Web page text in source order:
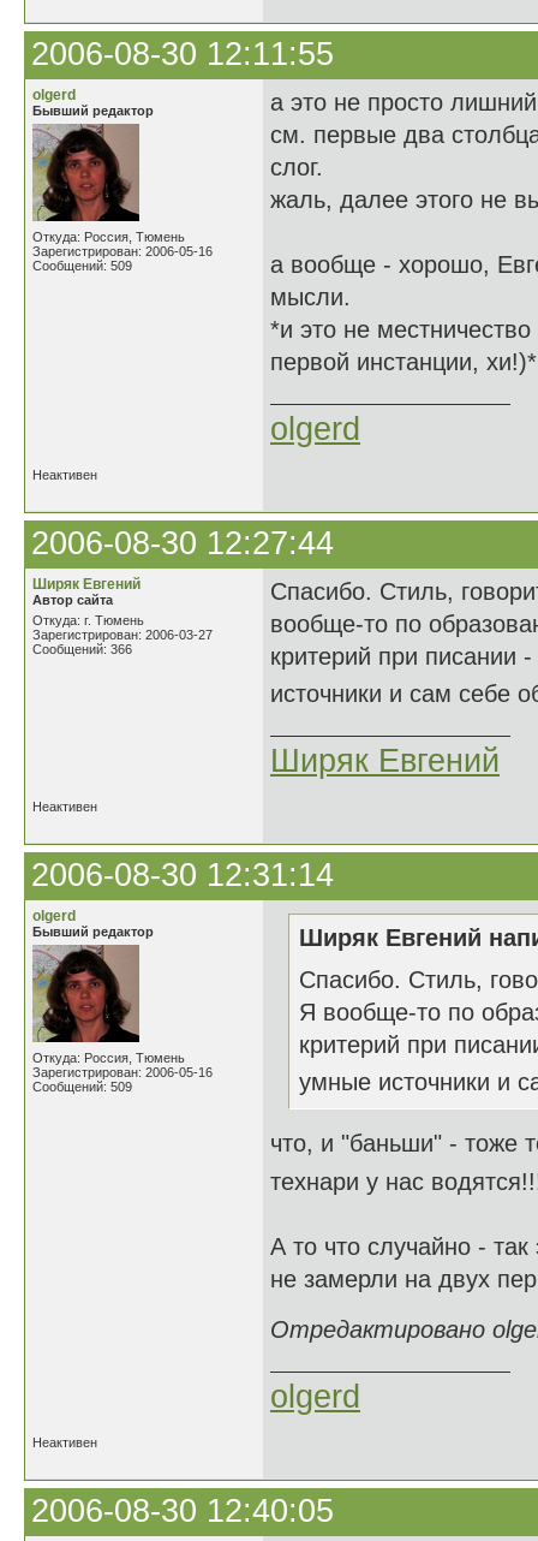
2006-08-30 12:11:55
olgerd
Бывший редактор
Откуда: Россия, Тюмень
Зарегистрирован: 2006-05-16
Сообщений: 509
а это не просто
см. первые два
слог.
жаль, далее этого не
а вообще - хорошо,
мысли.
*и это не
первой инстанции, хи!)*
olgerd
Неактивен
2006-08-30 12:27:44
Ширяк Евгений
Автор сайта
Откуда: г. Тюмень
Зарегистрирован: 2006-03-27
Сообщений: 366
Спасибо. Стиль,
вообще-то по
критерий при писании
источники и сам себе
Ширяк Евгений
Неактивен
2006-08-30 12:31:14
olgerd
Бывший редактор
Откуда: Россия, Тюмень
Зарегистрирован: 2006-05-16
Сообщений: 509
Ширяк Евгений
Спасибо. Стиль,
Я вообще-то по
критерий при
умные источники и
что, и "баньши" - тоже
технари у нас
А то что случайно -
не замерли на двух
Отредактировано
olgerd
Неактивен
2006-08-30 12:40:05